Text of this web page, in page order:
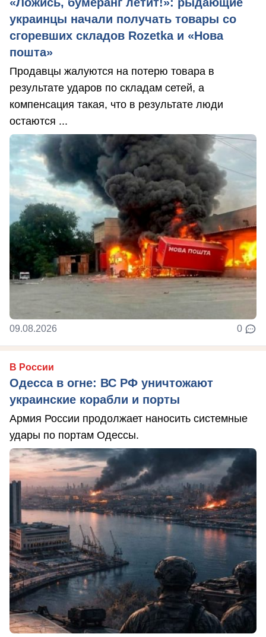
украинцы начали получать товары со
сгоревших складов Rozetka и «Нова
пошта»
Продавцы жалуются на потерю товара в
результате ударов по складам сетей, а
компенсация такая, что в результате люди
остаются ...
09.08.2026 0
В России
Одесса в огне: ВС РФ уничтожают
украинские корабли и порты
Армия России продолжает наносить системные
удары по портам Одессы.